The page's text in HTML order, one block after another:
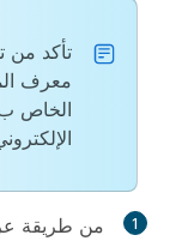
تأكد من
معرف
من طريقة